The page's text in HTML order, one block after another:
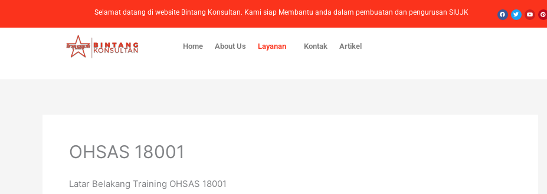
Selamat datang di website Bintang Konsultan. Kami siap Membantu anda dalam pembuatan dan pengurusan SIUJK
Home About Us Layanan Kontak Artikel
OHSAS 18001
Latar Belakang Training OHSAS 18001